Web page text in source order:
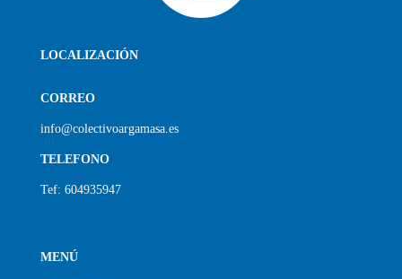
LOCALIZACIÓN
CORREO
info@colectivoargamasa.es
TELEFONO
Tef: 604935947
MENÚ